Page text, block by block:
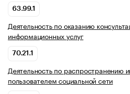
63.99.1
Деятельность по оказанию
информационных услуг
70.21.1
Деятельность по распространению
пользователем социальной сети